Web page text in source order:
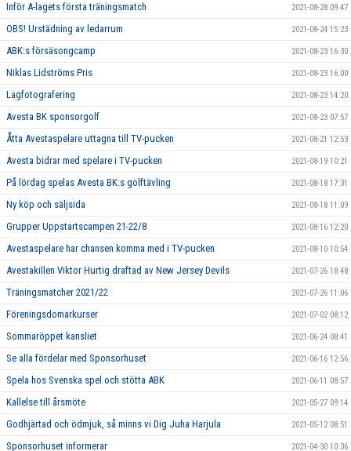
Inför A-lagets första träningsmatch 2021-08-28 09:47
OBS! Urstädning av ledarrum 2021-08-24 15:23
ABK:s försäsongcamp 2021-08-23 16:30
Niklas Lidströms Pris 2021-08-23 16:00
Lagfotografering 2021-08-23 14:20
Avesta BK sponsorgolf 2021-08-23 07:57
Åtta Avestaspelare uttagna till TV-pucken 2021-08-21 12:53
Avesta bidrar med spelare i TV-pucken 2021-08-19 10:21
På lördag spelas Avesta BK:s golftävling 2021-08-18 17:31
Ny köp och säljsida 2021-08-18 11:09
Grupper Uppstartscampen 21-22/8 2021-08-16 12:20
Avestaspelare har chansen komma med i TV-pucken 2021-08-10 10:54
Avestakillen Viktor Hurtig draftad av New Jersey Devils 2021-07-26 18:48
Träningsmatcher 2021/22 2021-07-26 11:06
Föreningsdomarkurser 2021-07-02 08:12
Sommaröppet kansliet 2021-06-24 08:41
Se alla fördelar med Sponsorhuset 2021-06-16 12:56
Spela hos Svenska spel och stötta ABK 2021-06-11 08:57
Kallelse till årsmöte 2021-05-27 09:14
Godhjärtad och ödmjuk, så minns vi Dig Juha Harjula 2021-05-12 08:51
Sponsorhuset informerar 2021-04-30 10:36